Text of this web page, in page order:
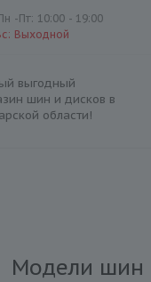
-Пт: 10:00 - 19:00
Выходной
выгодный
шин и дисков в
области!
Модели шин